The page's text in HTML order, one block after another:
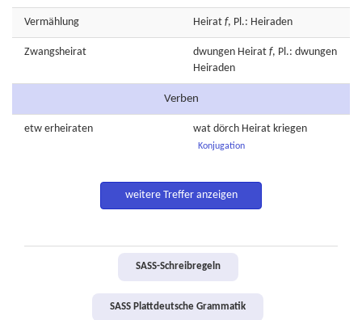
Vermählung Heirat f, Pl.: Heiraden
Zwangsheirat dwungen Heirat f, Pl.: dwungen
Heiraden
Verben
etw erheiraten wat dörch Heirat kriegen
Konjugation
weitere Treffer anzeigen
SASS-Schreibregeln
SASS Plattdeutsche Grammatik